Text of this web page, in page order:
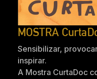
MOSTRA
Sensibilizar,
inspirar.
A Mostra CurtaDoc